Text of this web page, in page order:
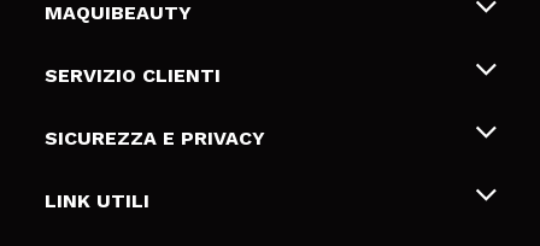
MAQUIBEAUTY
Chi siamo
Gift Cards
SERVIZIO CLIENTI
Spedizioni & Resi
Metodi di pagamamento
SICUREZZA E PRIVACY
Termini e condizioni
LINK UTILI